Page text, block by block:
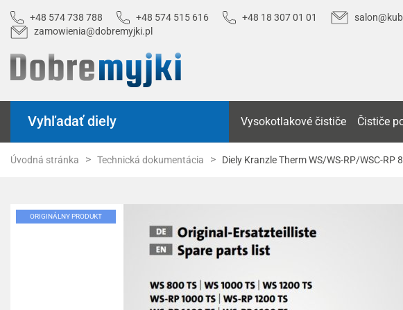
+48 574 738 788 +48 574 515 616 +48 18 307 01 01
zamowienia@dobremyjki.pl
Vyhľadať diely Vysokotlakové čističe Čističe
Úvodná stránka Technická dokumentácia Diely Kranzle Therm WS/WS-RP/WSC-
ORIGINÁLNY PRODUKT